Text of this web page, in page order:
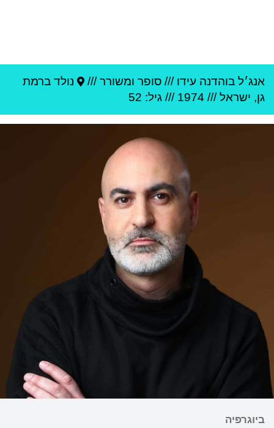
אנג׳ל בוהדנה עידו /// סופר ומשורר /// נולד ברמת
גן, ישראל///
1974 /// גיל: 52
ביוגרפיה